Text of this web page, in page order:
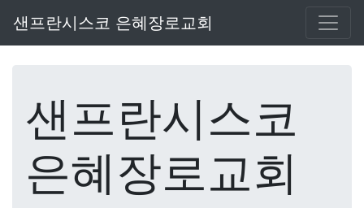
샌프란시스코 은혜장로교회
샌프란시스코
은혜장로교회